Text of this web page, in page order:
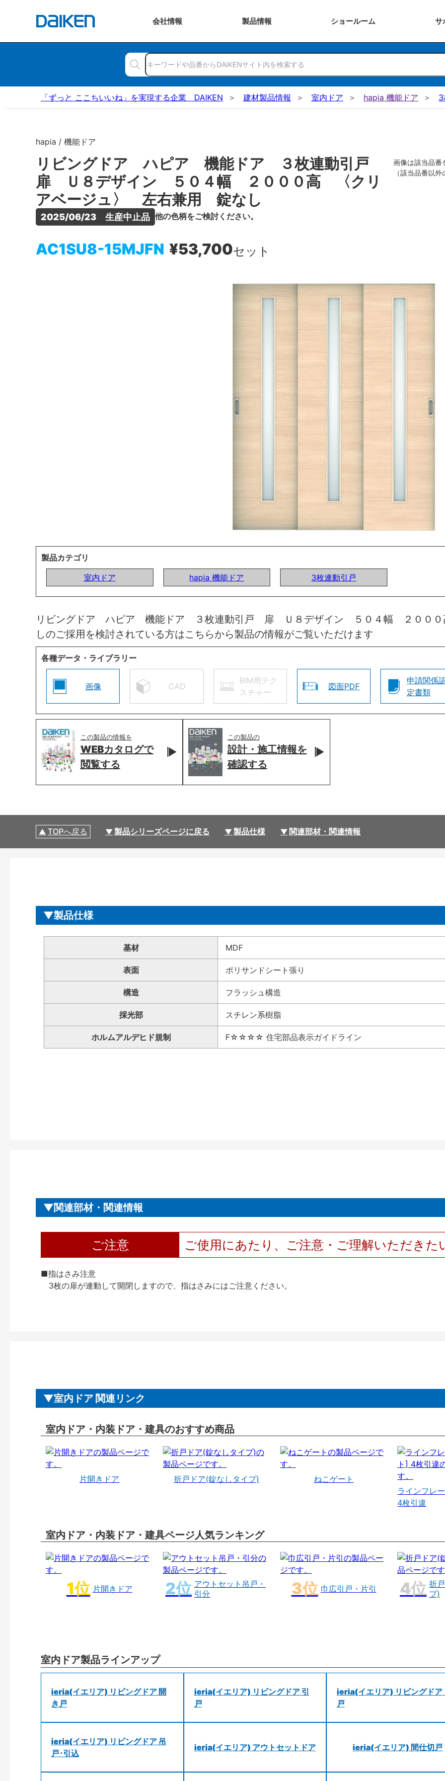
会社情報 製品情報 ショールーム サ
「ずっと ここちいいね」を実現する企業 DAIKEN 建材製品情報 室内ドア hapia 機能ドア
hapia / 機能ドア
リビングドア ハピア 機能ドア ３枚連動引戸
扉 Ｕ８デザイン ５０４幅 ２０００高 〈クリ
アベージュ〉 左右兼用 錠なし
2025/06/23　生産中止品 他の色柄をご検討ください。
AC1SU8-15MJFN ¥53,700セット
画像は該当品番
（該当品番以
製品カテゴリ
室内ドア
hapia 機能ドア 3枚連動引戸
リビングドア ハピア 機能ドア ３枚連動引戸 扉 Ｕ８デザイン ５０４幅 ２００
しのご採用を検討されている方はこちらから製品の情報がご覧いただけます
各種データ・ライブラリー
画像 CAD
BIM用テク
スチャー
図面PDF
申請関係
定書類
この製品の情報を
WEBカタログで
閲覧する
この製品の
設計・施工情報を
確認する
TOPへ戻る 製品シリーズページに戻る 製品仕様 関連部材・関連情報
製品仕様
基材 MDF
表面 ポリサンドシート張り
構造 フラッシュ構造
採光部 スチレン系樹脂
ホルムアルデヒド規制 F☆☆☆☆ 住宅部品表示ガイドライン
関連部材・関連情報
ご注意 ご使用にあたり、ご注意・ご理解いただきた
■指はさみ注意
3枚の扉が連動して開閉しますので、指はさみにはご注意ください。
室内ドア 関連リンク
室内ドア・内装ドア・建具のおすすめ商品
片開きドア 折戸ドア(錠なしタイプ)
ねこゲート
ラインフレ
4枚引違
室内ドア・内装ドア・建具ページ人気ランキング
片開きドア
アウトセット吊戸・
引分
巾広引戸・片引
折
プ)
室内ドア製品ラインアップ
ieria(イエリア) リビングドア 開
き戸
ieria(イエリア) リビングドア 引
戸
ieria(イエリア) リビングドア
戸
ieria(イエリア) リビングドア 吊
戸･引込
ieria(イエリア) アウトセットドア ieria(イエリア) 間仕切戸